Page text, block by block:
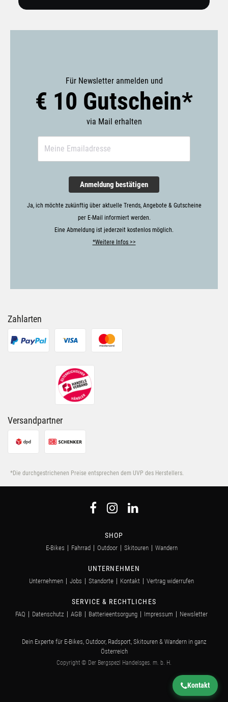
Für Newsletter anmelden und
€ 10 Gutschein*
via Mail erhalten
Anmeldung bestätigen
Ja, ich möchte zukünftig über aktuelle Trends, Angebote & Gutscheine
per E-Mail informiert werden.
Eine Abmeldung ist jederzeit kostenlos möglich.
*Weitere Infos >>
Zahlarten
Versandpartner
*Die durchgestrichenen Preise entsprechen dem UVP des Herstellers.
SHOP
E-Bikes Fahrrad Outdoor Skitouren Wandern
UNTERNEHMEN
Unternehmen Jobs Standorte Kontakt Vertrag widerrufen
SERVICE & RECHTLICHES
FAQ Datenschutz AGB Batterieentsorgung Impressum Newsletter
Dein Experte für E-Bikes, Outdoor, Radsport, Skitouren & Wandern in ganz
Österreich
Copyright © Der Bergspezl Handelsges. m. b. H.
Kontakt